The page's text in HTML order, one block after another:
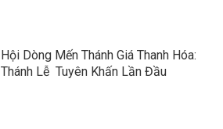
Hội Dòng Mến Thánh Giá Thanh Hóa:
Thánh Lễ Tuyên Khấn Lần Đầu